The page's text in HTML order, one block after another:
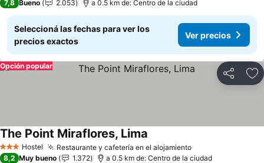
7,8 Bueno 2.053 a 0.5 km de: Centro de la ciudad
Seleccioná las fechas para ver los
precios exactos
Ver precios
Compartir
Opción popular
3 EstrellasHostel Restaurante y cafetería en el alojamiento
The Point Miraflores, Lima
8,2 Muy bueno 1.372 a 0.5 km de: Centro de la ciudad